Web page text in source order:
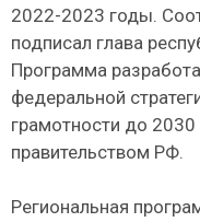
2022-2023 годы.
подписал глава
Программа
федеральной
грамотности до 2030
правительством РФ.
Региональная